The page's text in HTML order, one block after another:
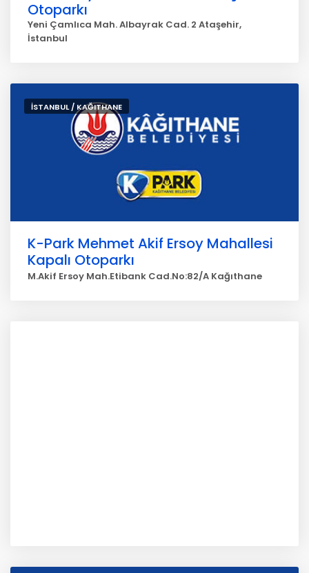
Otoparkı
Yeni Çamlıca Mah. Albayrak Cad. 2 Ataşehir,
İstanbul
İSTANBUL / KAĞITHANE
K-Park Mehmet Akif Ersoy Mahallesi
Kapalı Otoparkı
M.Akif Ersoy Mah.Etibank Cad.No:82/A Kağıthane